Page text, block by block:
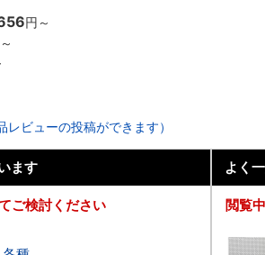
円 ～
～
ビューの投稿ができます）
ます
ご検討ください
よく
閲覧